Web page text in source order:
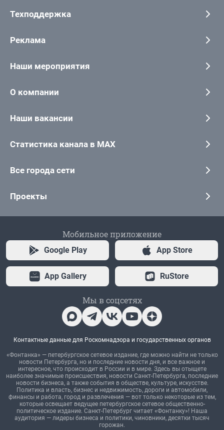
Техподдержка
Реклама
Наши мероприятия
О компании
Наши вакансии
Статистика канала в MAX
Все города сети
Проекты
Мобильное приложение
Google Play App Store
App Gallery RuStore
Мы в соцсетях
Контактные данные для Роскомнадзора и государственных органов
«Фонтанка» — петербургское сетевое издание, где можно найти не только
новости Петербурга, но и последние новости дня, и все важное и
интересное, что происходит в России и в мире. Здесь вы отыщете
наиболее значимые происшествия, новости Санкт-Петербурга, последние
новости бизнеса, а также события в обществе, культуре, искусстве.
Политика и власть, бизнес и недвижимость, дороги и автомобили,
финансы и работа, город и развлечения — вот только некоторые из тем,
которые освещает ведущее петербургское сетевое общественно-
политическое издание. Санкт-Петербург читает «Фонтанку»! Наша
аудитория — лидеры бизнеса и политики, чиновники, десятки тысяч
горожан.